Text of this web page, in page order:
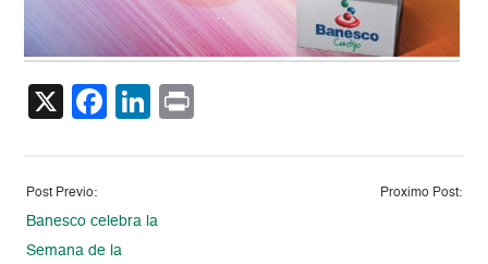
X Facebook
LinkedIn
Post Previo:
Banesco celebra la
Semana de la
Proximo Post: